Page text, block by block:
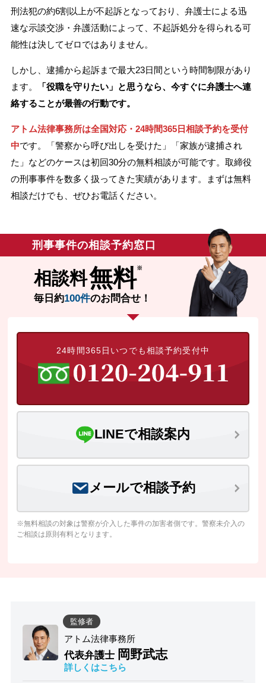
刑法犯の約6割以上が不起訴となっており、弁護士による迅
速な示談交渉・弁護活動によって、不起訴処分を得られる可
能性は決してゼロではありません。
しかし、逮捕から起訴まで最大23日間という時間制限があり
ます。
「役職を守りたい」と思うなら、今すぐに弁護士へ連
絡することが最善の行動です。
アトム法律事務所は全国対応・24時間365日相談予約を受付
中です。「警察から呼び出しを受けた」「家族が逮捕され
た」などのケースは初回30分の無料相談が可能です。取締役
の刑事事件を数多く扱ってきた実績があります。まずは無料
相談だけでも、ぜひお電話ください。
刑事事件の相談予約窓口
相談料無料
毎日約100件のお問合せ！
24時間365日いつでも相談予約受付中
LINEで相談案内
メールで相談予約
※無料相談の対象は警察が介入した事件の加害者側です。警察未介入の
ご相談は原則有料となります。
監修者
アトム法律事務所
代表弁護士 岡野武志
詳しくはこちら